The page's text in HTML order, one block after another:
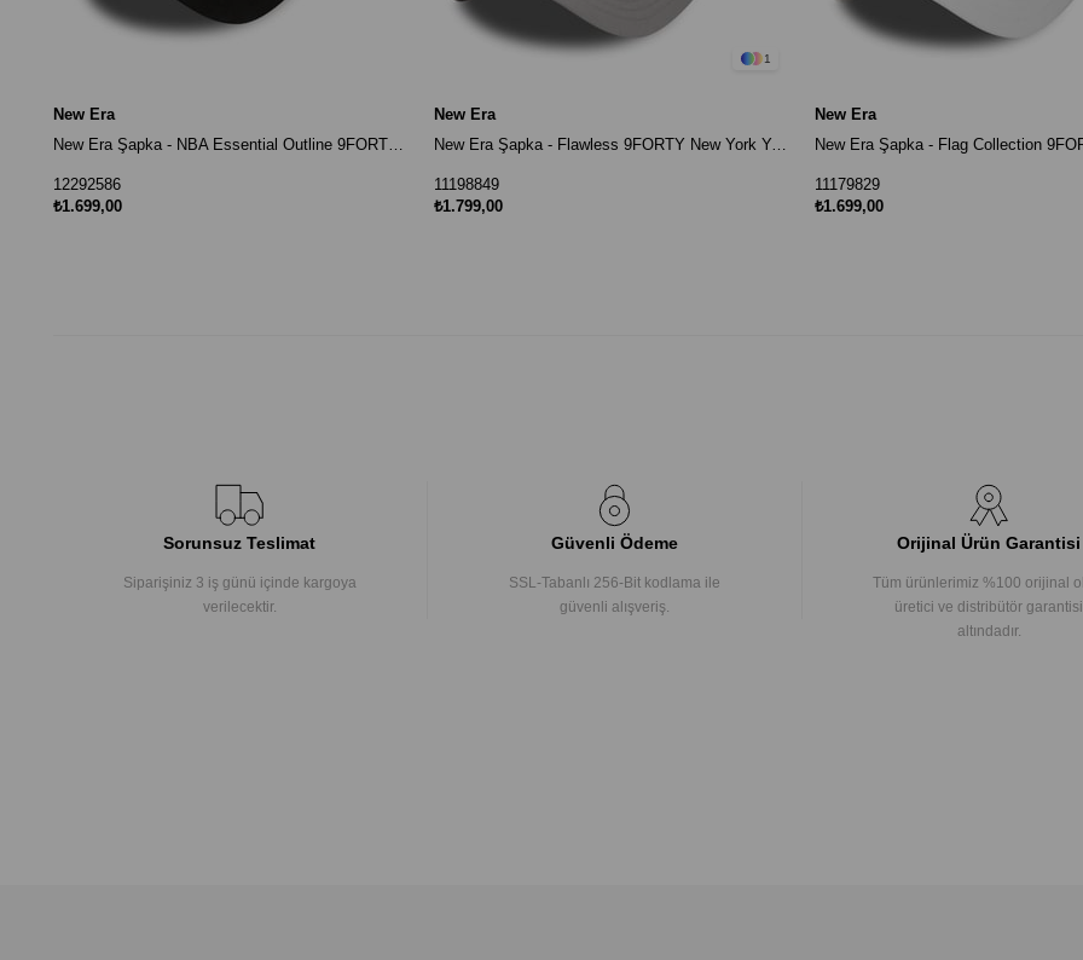
New Era
New Era Şapka - NBA Essential Outline 9FORTY Chicago Bulls Siyah
12292586
₺1.699,00
1
New Era
New Era Şapka - Flawless 9FORTY New York Yankees Gri
11198849
₺1.799,00
New Era
New Era Şapka - Flag Collection
11179829
₺1.699,00
Sorunsuz Teslimat
Siparişiniz 3 iş günü içinde kargoya
verilecektir.
Güvenli Ödeme
SSL-Tabanlı 256-Bit kodlama ile
güvenli alışveriş.
Orijinal Ürün Garantisi
Tüm ürünlerimiz %100 orijinal
üretici ve distribütör garantisi
altındadır.